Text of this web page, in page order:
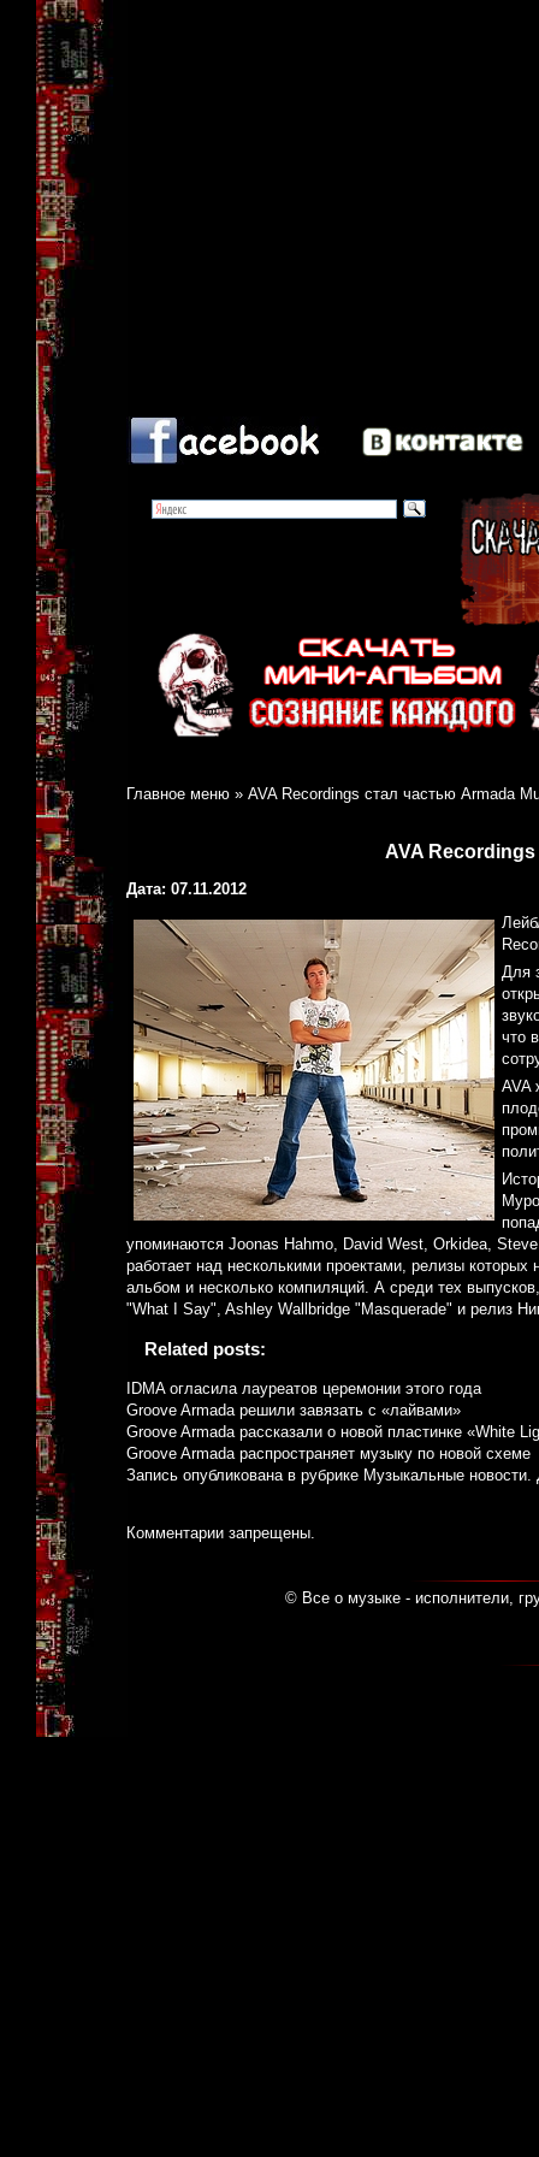
Главное меню » AVA Recordings стал частью Armada
AVA
Дата: 07.11.2012
Для
что
AVA
упоминаются Joonas Hahmo, David West, Orkidea,
работает над несколькими проектами, релизы
альбом и несколько компиляций. А среди тех
"What I Say", Ashley Wallbridge "Masquerade" и релиз
Related posts:
IDMA огласила лауреатов церемонии этого года
Groove Armada решили завязать с «лайвами»
Groove Armada рассказали о новой пластинке «White
Groove Armada распространяет музыку по новой схеме
Запись опубликована в рубрике Музыкальные новости.
Комментарии запрещены.
© Все о музыке - исполнители,